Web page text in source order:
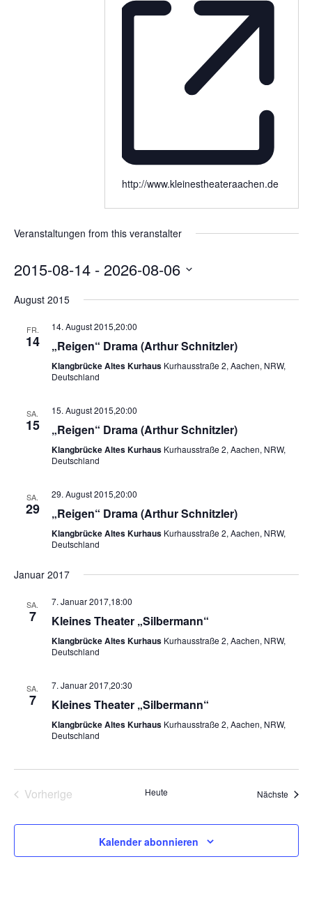
http://www.kleinestheateraachen.de
Veranstaltungen from this veranstalter
2015-08-14 - 2026-08-06
wählen.
August 2015
FR.
14
14. August 2015,20:00
„Reigen“ Drama (Arthur Schnitzler)
Klangbrücke Altes Kurhaus Kurhausstraße 2, Aachen, NRW,
Deutschland
SA.
15
15. August 2015,20:00
„Reigen“ Drama (Arthur Schnitzler)
Klangbrücke Altes Kurhaus Kurhausstraße 2, Aachen, NRW,
Deutschland
SA.
29
29. August 2015,20:00
„Reigen“ Drama (Arthur Schnitzler)
Klangbrücke Altes Kurhaus Kurhausstraße 2, Aachen, NRW,
Deutschland
Januar 2017
SA.
7
7. Januar 2017,18:00
Kleines Theater „Silbermann“
Klangbrücke Altes Kurhaus Kurhausstraße 2, Aachen, NRW,
Deutschland
SA.
7
7. Januar 2017,20:30
Kleines Theater „Silbermann“
Klangbrücke Altes Kurhaus Kurhausstraße 2, Aachen, NRW,
Deutschland
Vorherige
Heute Nächste
Kalender abonnieren